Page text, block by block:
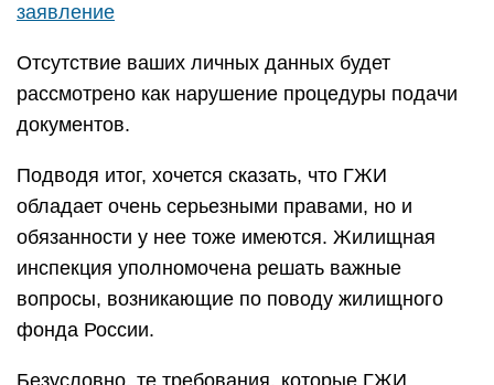
заявление
Отсутствие ваших личных данных будет
рассмотрено как нарушение процедуры подачи
документов.
Подводя итог, хочется сказать, что ГЖИ
обладает очень серьезными правами, но и
обязанности у нее тоже имеются. Жилищная
инспекция уполномочена решать важные
вопросы, возникающие по поводу жилищного
фонда России.
Безусловно, те требования, которые ГЖИ